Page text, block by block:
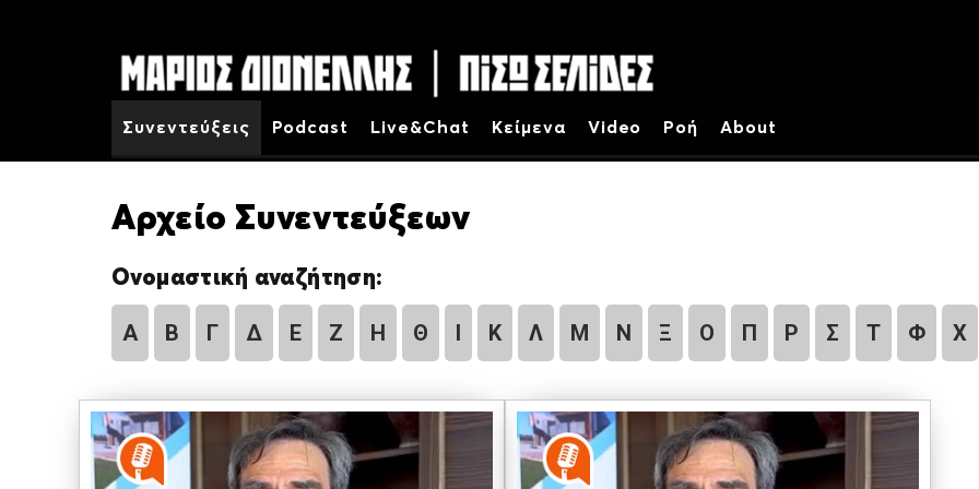
Συνεντεύξεις Podcast Live&Chat Κείμενα Video Ροή About
Αρχείο Συνεντεύξεων
Ονομαστική αναζήτηση:
Α Β Γ Δ Ε Ζ Η Θ Ι Κ Λ Μ Ν Ξ Ο Π Ρ Σ Τ Φ Χ